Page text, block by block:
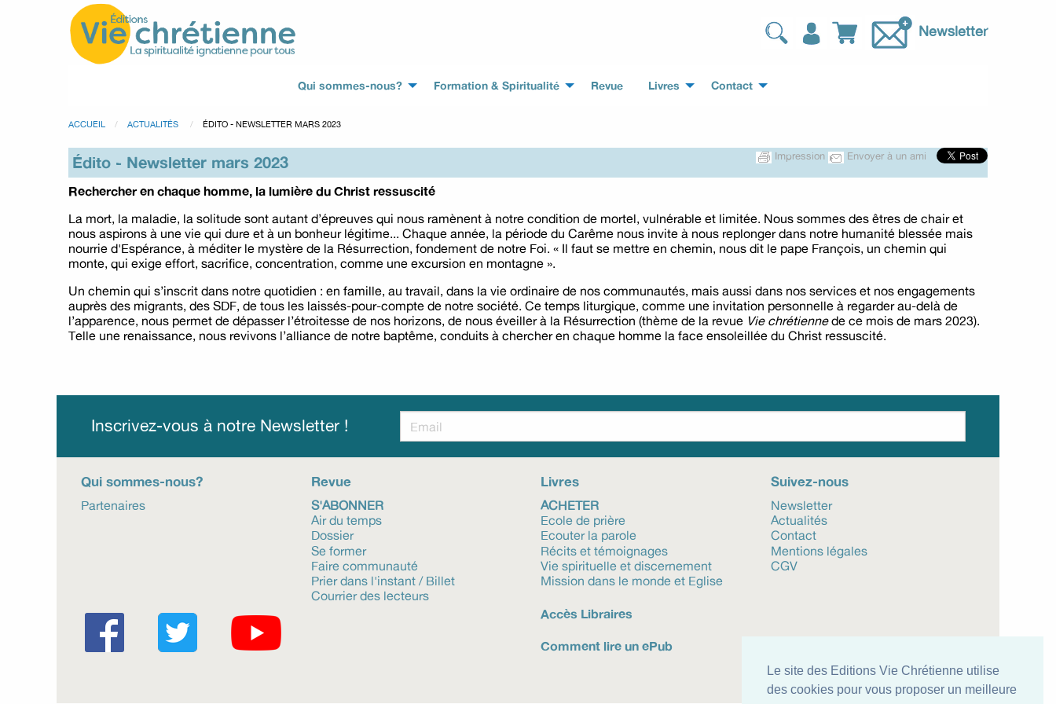
Le site des Editions Vie Chrétienne utilise
des cookies pour vous proposer un meilleure
Newsletter
Qui sommes-nous? Formation & Spiritualité Revue Livres Contact
ACCUEIL ACTUALITÉS ÉDITO - NEWSLETTER MARS 2023
Impression Envoyer à un ami
Édito - Newsletter mars 2023
Rechercher en chaque homme, la lumière du Christ ressuscité
La mort, la maladie, la solitude sont autant d’épreuves qui nous ramènent à notre condition de mortel, vulnérable et limitée. Nous sommes des êtres de chair et
nous aspirons à une vie qui dure et à un bonheur légitime... Chaque année, la période du Carême nous invite à nous replonger dans notre humanité blessée mais
nourrie d'Espérance, à méditer le mystère de la Résurrection, fondement de notre Foi. « Il faut se mettre en chemin, nous dit le pape François, un chemin qui
monte, qui exige effort, sacrifice, concentration, comme une excursion en montagne ».
Un chemin qui s’inscrit dans notre quotidien : en famille, au travail, dans la vie ordinaire de nos communautés, mais aussi dans nos services et nos engagements
auprès des migrants, des SDF, de tous les laissés-pour-compte de notre société. Ce temps liturgique, comme une invitation personnelle à regarder au-delà de
l’apparence, nous permet de dépasser l’étroitesse de nos horizons, de nous éveiller à la Résurrection (thème de la revue Vie chrétiennede ce mois de mars 2023).
Telle une renaissance, nous revivons l’alliance de notre baptême, conduits à chercher en chaque homme la face ensoleillée du Christ ressuscité.
Inscrivez-vous à notre Newsletter !
Qui sommes-nous?
Partenaires
Revue
S'ABONNER
Air du temps
Dossier
Se former
Faire communauté
Prier dans l'instant / Billet
Courrier des lecteurs
Livres
ACHETER
Ecole de prière
Ecouter la parole
Récits et témoignages
Vie spirituelle et discernement
Mission dans le monde et Eglise
Accès Libraires
Comment lire un ePub
Suivez-nous
Newsletter
Actualités
Contact
Mentions légales
CGV